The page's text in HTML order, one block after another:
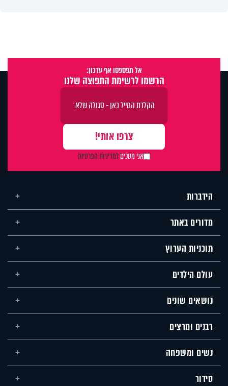
אל תפספסו אף עדכון:
הרשמו לרשימת התפוצה שלנו
אני מסכיםלמדיניות הפרטיות
הידברות
מדורים באתר
תוכניות הערוץ
עולם הילדים
נושאים שונים
רבנים ומרצים
נשים ומשפחה
סידור